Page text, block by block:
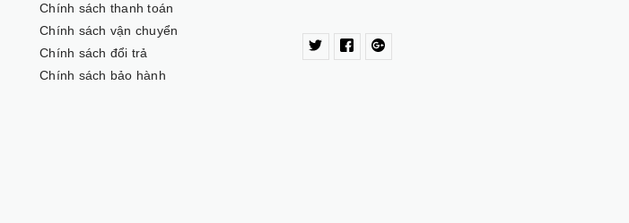
Chính sách thanh toán
Chính sách vận chuyển
Chính sách đổi trả
Chính sách bảo hành